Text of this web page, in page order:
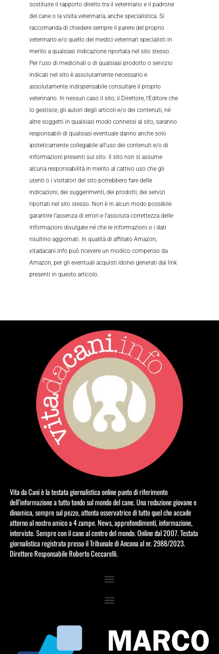
sostituire il rapporto diretto tra il veterinario e il padrone
del cane o la visita veterinaria, anche specialistica. Si
raccomanda di chiedere sempre il parere del proprio
veterinario e/o quello dei medici veterinari specialisti in
merito a qualsiasi indicazione riportata nel sito stesso.
Per l’uso di medicinali o di qualsiasi prodotto o servizio
indicati nel sito è assolutamente necessario e
assolutamente indispensabile consultare il proprio
veterinario. In nessun caso il sito, il Direttore, l’Editore che
lo gestisce, gli autori degli articoli e/o dei contenuti, né
altre soggetti in qualsiasi modo connessi al sito, saranno
responsabili di qualsiasi eventuale danno anche solo
ipoteticamente collegabile all’uso dei contenuti e/o di
informazioni presenti sul sito. Il sito non si assume
alcuna responsabilità in merito al cattivo uso che gli
utenti o i visitatori del sito potrebbero fare delle
indicazioni, dei suggerimenti, dei prodotti, dei servizi
riportati nel sito stesso. Non è in alcun modo possibile
garantire l’assenza di errori e l’assoluta correttezza delle
informazioni divulgate né che le informazioni o i dati
risultino aggiornati. In qualità di affiliato Amazon,
vitadacani.info può ricevere un modico compenso da
Amazon, per gli eventuali acquisti idonei generati dai link
presenti in questo articolo.
Vita da Cani è la testata giornalistica online punto di riferimento
dell’informazione a tutto tondo sul mondo del cane. Una redazione giovane e
dinamica, sempre sul pezzo, attenta osservatrice di tutto quel che accade
attorno al nostro amico a 4 zampe. News, approfondimenti, informazione,
interviste. Sempre con il cane al centro del mondo. Online dal 2007. Testata
giornalistica registrata presso il Tribunale di Ancona al nr. 2988/2023.
Direttore Responsabile Roberto Ceccarelli.